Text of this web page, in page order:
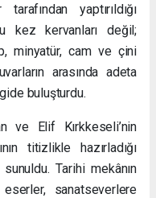
yaptırıldığı
kez kervanları değil;
minyatür, cam ve çini
arasında adeta
buluşturdu.
ve Elif Kırkkeseli’nin
titizlikle hazırladığı
Tarihi mekânın
sanatseverlere